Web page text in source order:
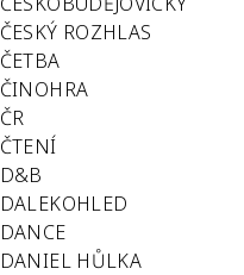
ČESKÝ ROZHLAS
ČETBA
ČINOHRA
ČR
ČTENÍ
D&B
DALEKOHLED
DANCE
DANIEL HŮLKA